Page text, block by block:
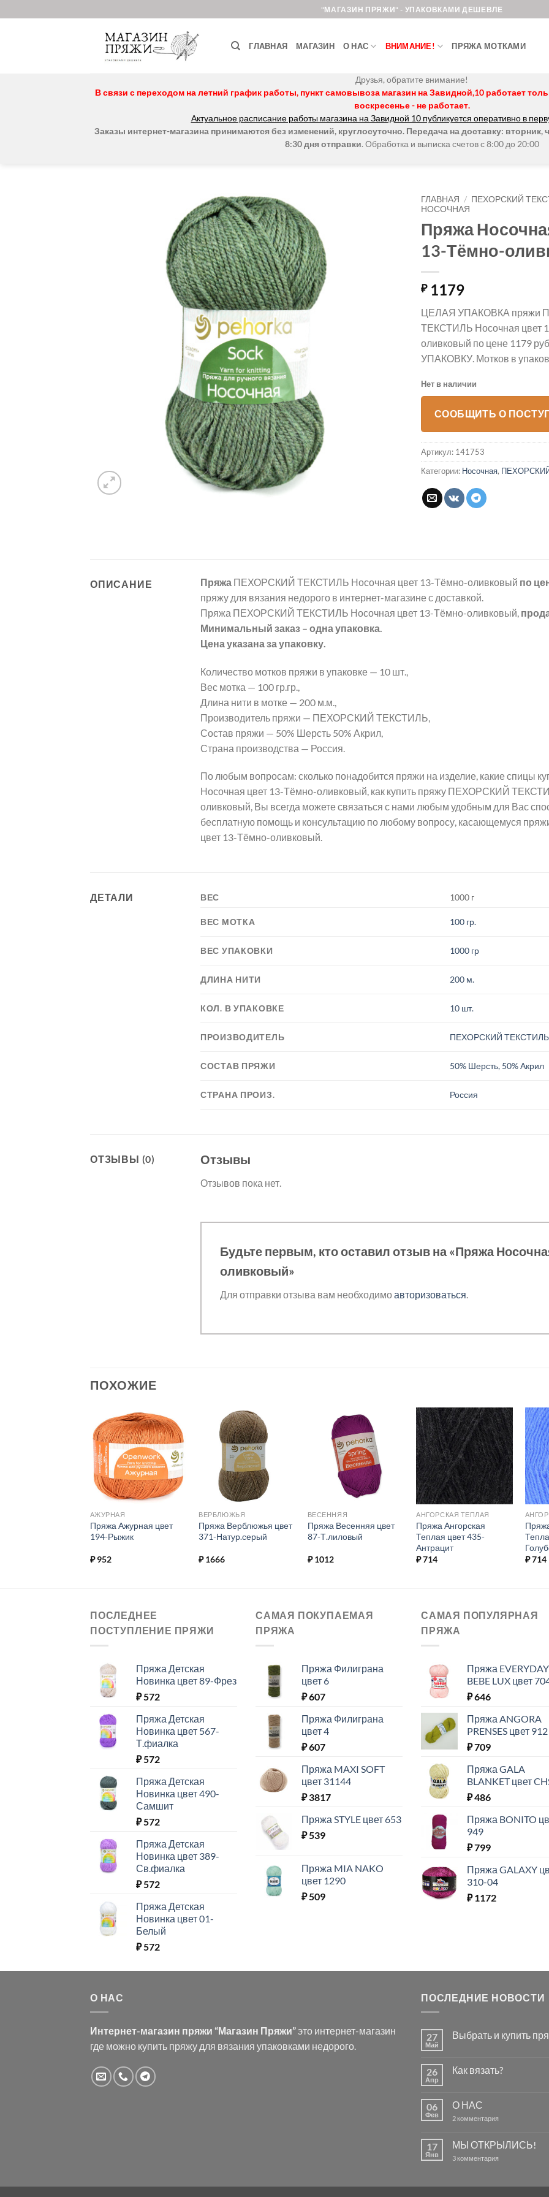
to
"МАГАЗИН ПРЯЖИ" - УПАКОВКАМИ ДЕШЕВЛЕ
ГЛАВНАЯ МАГАЗИН О НАС ВНИМАНИЕ! ПРЯЖА МОТКАМИ
Друзья, обратите внимание!
В связи с переходом на летний график работы, пункт самовывоза магазин на Завидной,10 работает
воскресенье - не работает.
Актуальное расписание работы магазина на Завидной 10 публикуется оперативно в
Заказы интернет-магазина принимаются без изменений, круглосуточно. Передача на доставку: вторник,
8:30 дня отправки. Обработка и выписка счетов с 8:00 до 20:00
ГЛАВНАЯ / ПЕХОРСКИЙ
НОСОЧНАЯ
Пряжа
13-Тёмно-
₽1179
ЦЕЛАЯ УПАКОВКА пряжи
ТЕКСТИЛЬ Носочная цвет
оливковый по цене 1179
УПАКОВКУ. Мотков в
Нет в наличии
СООБЩИТЬ О
Артикул: 141753
Категории: Носочная,
ОПИСАНИЕ Пряжа ПЕХОРСКИЙ ТЕКСТИЛЬ Носочная цвет 13-Тёмно-оливковый по
пряжу для вязания недорого в интернет-магазине с доставкой.
Пряжа ПЕХОРСКИЙ ТЕКСТИЛЬ Носочная цвет 13-Тёмно-оливковый,
Минимальный заказ – одна упаковка.
Цена указана за упаковку.
Количество мотков пряжи в упаковке — 10 шт.,
Вес мотка — 100 гр.гр.,
Длина нити в мотке — 200 м.м.,
Производитель пряжи — ПЕХОРСКИЙ ТЕКСТИЛЬ,
Состав пряжи — 50% Шерсть 50% Акрил,
Страна производства — Россия.
По любым вопросам: сколько понадобится пряжи на изделие, какие
Носочная цвет 13-Тёмно-оливковый, как купить пряжу ПЕХОРСКИЙ
оливковый, Вы всегда можете связаться с нами любым удобным для Вас
бесплатную помощь и консультацию по любому вопросу, касающемуся
цвет 13-Тёмно-оливковый.
ДЕТАЛИ ВЕС 1000 г
ВЕС МОТКА 100 гр.
ВЕС УПАКОВКИ 1000 гр
ДЛИНА НИТИ 200 м.
КОЛ. В УПАКОВКЕ 10 шт.
ПРОИЗВОДИТЕЛЬ ПЕХОРСКИЙ ТЕКСТИЛЬ
СОСТАВ ПРЯЖИ 50% Шерсть, 50% Акрил
СТРАНА ПРОИЗ. Россия
ОТЗЫВЫ (0) Отзывы
Отзывов пока нет.
Будьте первым, кто оставил отзыв на «Пряжа
оливковый»
Для отправки отзыва вам необходимоавторизоваться.
ПОХОЖИЕ
Добавить в
избранное.
АЖУРНАЯ
Пряжа Ажурная цвет
194-Рыжик
₽952
Добавить в
избранное.
ВЕРБЛЮЖЬЯ
Пряжа Верблюжья цвет
371-Натур.серый
₽1666
Добавить в
избранное.
ВЕСЕННЯЯ
Пряжа Весенняя цвет
87-Т.лиловый
₽1012
Добавить в
избранное.
АНГОРСКАЯ ТЕПЛАЯ
Пряжа Ангорская
Теплая цвет 435-
Антрацит
₽714
₽714
ПОСЛЕДНЕЕ
ПОСТУПЛЕНИЕ ПРЯЖИ
Пряжа Детская
Новинка цвет 89-Фрез
₽572
Пряжа Детская
Новинка цвет 567-
Т.фиалка
₽572
Пряжа Детская
Новинка цвет 490-
Самшит
₽572
Пряжа Детская
Новинка цвет 389-
Св.фиалка
₽572
Пряжа Детская
Новинка цвет 01-
Белый
₽572
САМАЯ ПОКУПАЕМАЯ
ПРЯЖА
Пряжа Филиграна
цвет 6
₽607
Пряжа Филиграна
цвет 4
₽607
Пряжа MAXI SOFT
цвет 31144
₽3817
Пряжа STYLE цвет 653
₽539
Пряжа MIA NAKO
цвет 1290
₽509
САМАЯ ПОПУЛЯРНАЯ
ПРЯЖА
Пряжа EVERYDAY
BEBE LUX цвет
₽646
Пряжа ANGORA
PRENSES цвет 912
₽709
Пряжа GALA
BLANKET цвет
₽486
Пряжа BONITO
949
₽799
Пряжа GALAXY
310-04
₽1172
О НАС
Интернет-магазин пряжи “Магазин Пряжи”это интернет-магазин
где можно купить пряжу для вязания упаковками недорого.
ПОСЛЕДНИЕ НОВОСТИ
27
Май
Выбрать и купить
Выбрать
для
вязания.
26
Апр
Как вязать?
Как
06
Фев
О НАС
2 комментария
НАС
17
Янв
МЫ ОТКРЫЛИСЬ!
3 комментария